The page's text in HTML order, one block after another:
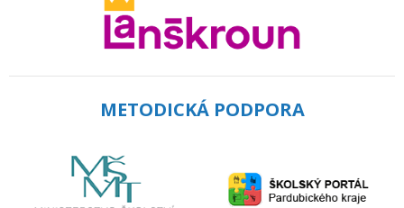
METODICKÁ PODPORA